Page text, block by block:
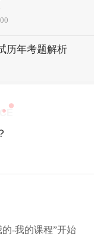
历年考题解析
-我的课程”开始